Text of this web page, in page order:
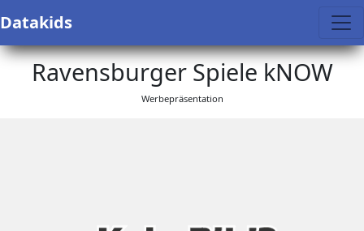
Datakids
Ravensburger Spiele kNOW
Werbepräsentation